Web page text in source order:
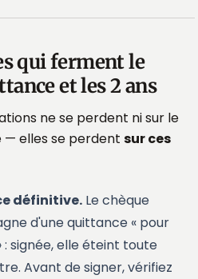
qui ferment le
et les 2 ans
ne se perdent ni sur le
— elles se perdent sur ces
définitive. Le chèque
d'une quittance « pour
signée, elle éteint toute
Avant de signer, vérifiez